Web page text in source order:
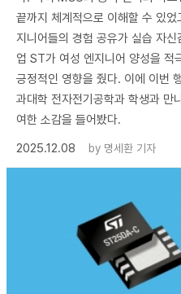
끝까지 체계적으로 이해할 수 있
지니어들의 경험 공유가 실습 자신
업 ST가 여성 엔지니어 양성을 적
긍정적인 영향을 줬다. 이에 이번
과대학 전자전기공학과 학생과
여한 소감을 들어봤다.
2025.12.08
by 명세환 기자